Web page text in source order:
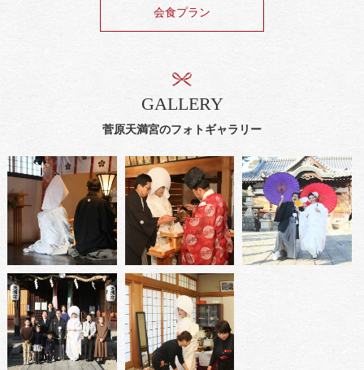
会食プラン
菅原天満宮のフォトギャラリー
GALLERY